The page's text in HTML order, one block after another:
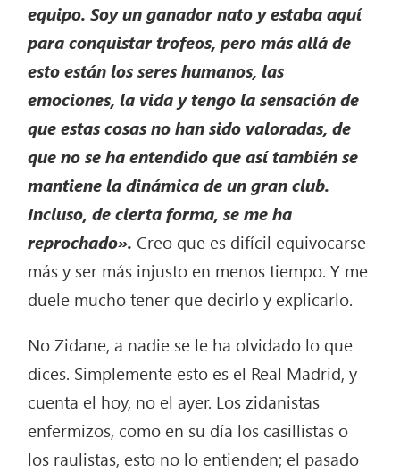
equipo. Soy un ganador nato y estaba aquí
para conquistar trofeos, pero más allá de
esto están los seres humanos, las
emociones, la vida y tengo la sensación de
que estas cosas no han sido valoradas, de
que no se ha entendido que así también se
mantiene la dinámica de un gran club.
Incluso, de cierta forma, se me ha
reprochado». Creo que es difícil equivocarse
más y ser más injusto en menos tiempo. Y me
duele mucho tener que decirlo y explicarlo.
No Zidane, a nadie se le ha olvidado lo que
dices. Simplemente esto es el Real Madrid, y
cuenta el hoy, no el ayer. Los zidanistas
enfermizos, como en su día los casillistas o
los raulistas, esto no lo entienden; el pasado